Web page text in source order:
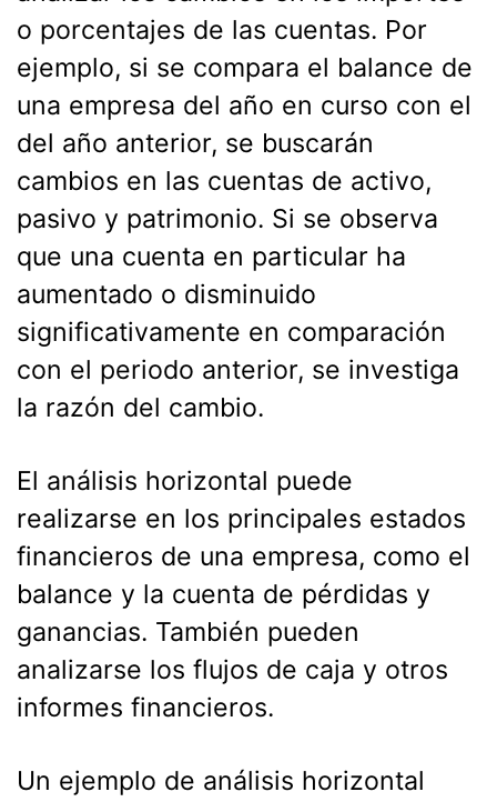
o porcentajes de las cuentas. Por
ejemplo, si se compara el balance de
una empresa del año en curso con el
del año anterior, se buscarán
cambios en las cuentas de activo,
pasivo y patrimonio. Si se observa
que una cuenta en particular ha
aumentado o disminuido
significativamente en comparación
con el periodo anterior, se investiga
la razón del cambio.
El análisis horizontal puede
realizarse en los principales estados
financieros de una empresa, como el
balance y la cuenta de pérdidas y
ganancias. También pueden
analizarse los flujos de caja y otros
informes financieros.
Un ejemplo de análisis horizontal